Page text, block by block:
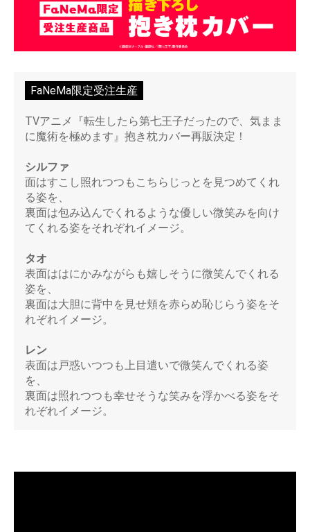
FaNeMa限定受注生産
TVアニメ『転生したら第七王子だったので、気まま
に魔術を極めます』抱き枕カバー再販決定！
シルファ
面はすこし照れつつもこちらじっとを見つめてくれ
る姿を、
裏面は包み込んでくれるような優しい微笑みを向け
てくれる姿をそれぞれイメージ。
タオ
表面ははにかみながらも嬉しそうに微笑んでくれる
姿を、
裏面は大胆に背中を見せ頬を赤らめ恥じらう姿をそ
れぞれイメージ。
レン
表面は戸惑いつつも上目遣いで微笑んでくれる姿
を、
裏面は照れつつも幸せそうな笑みを浮かべる姿をそ
れぞれイメージ。